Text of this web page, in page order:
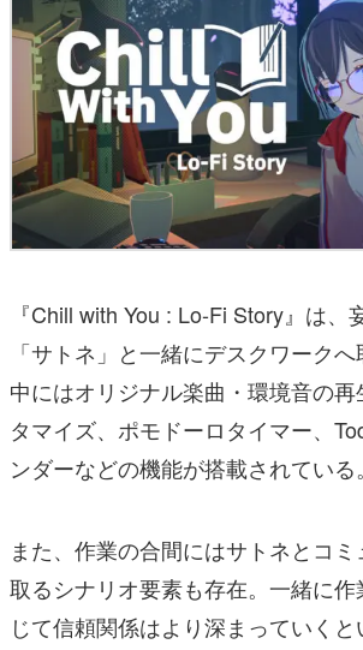
『Chill with You : Lo-Fi Story』は、
「サトネ」と一緒にデスクワーク
中にはオリジナル楽曲・環境音の
タマイズ、ポモドーロタイマー、
ンダーなどの機能が搭載されている。
また、作業の合間にはサトネとコ
取るシナリオ要素も存在。一緒に
じて信頼関係はより深まっていくと